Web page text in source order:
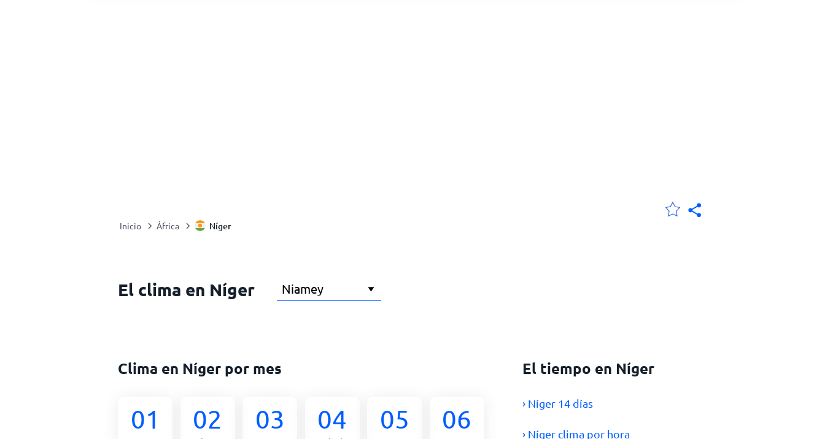
Inicio África Níger
El clima en Níger
Clima en Níger por mes
01 02 03 04 05 06
El tiempo en Níger
› Níger 14 días
› Níger clima por hora